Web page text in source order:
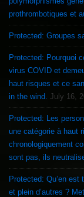
prothrombotiques et
Protected: Groupes
Protected: Pourquoi
virus COVID et
haut risques et ce
in the wind. July 16,
Protected: Les
une catégorie à haut
chronologiquement
sont pas, ils
Protected: Qu’en est
et plein d’autres ?